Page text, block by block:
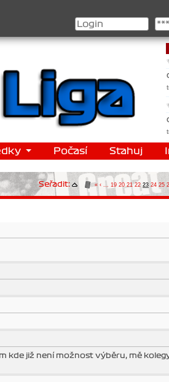
, 3. Jakub Chmelík , Pohár
Počasí Stahuj
Seřadit: « ‹ ... 19 20 21 22 23 24 25
kde již není možnost výběru, mě